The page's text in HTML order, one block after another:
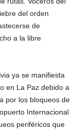
del orden
de
a la libre
ya se manifiesta
en La Paz debido a
por los bloqueos de
Internacional
periféricos que